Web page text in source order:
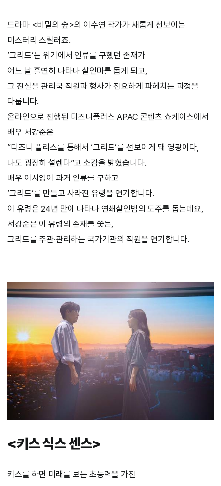
드라마 <비밀의 숲>의 이수연 작가가 새롭게 선보이는
미스터리 스릴러죠.
‘그리드’는 위기에서 인류를 구했던 존재가
어느 날 홀연히 나타나 살인마를 돕게 되고,
그 진실을 관리국 직원과 형사가 집요하게 파헤치는 과정을
다룹니다.
온라인으로 진행된 디즈니플러스 APAC 콘텐츠 쇼케이스에서
배우 서강준은
“디즈니 플리스를 통해서 ‘그리드’를 선보이게 돼 영광이다,
나도 굉장히 설렌다”고 소감을 밝혔습니다.
배우 이시영이 과거 인류를 구하고
‘그리드’를 만들고 사라진 유령을 연기합니다.
이 유령은 24년 만에 나타나 연쇄살인범의 도주를 돕는데요,
서강준은 이 유령의 존재를 쫓는,
그리드를 주관·관리하는 국가기관의 직원을 연기합니다.
<키스식스센스>
키스를 하면 미래를 보는 초능력을 가진